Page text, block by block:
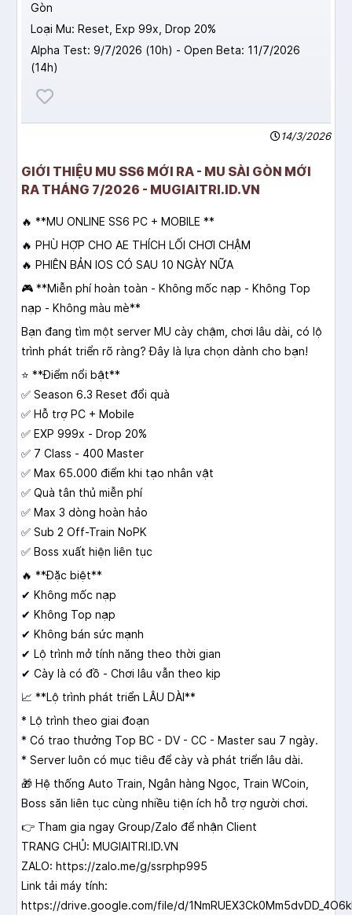
Gòn
Loại Mu: Reset, Exp 99x, Drop 20%
Alpha Test: 9/7/2026 (10h) - Open Beta: 11/7/2026
(14h)
14/3/2026
GIỚI THIỆU MU SS6 MỚI RA - MU SÀI GÒN MỚI
RA THÁNG 7/2026 - MUGIAITRI.ID.VN
🔥 **MU ONLINE SS6 PC + MOBILE **
🔥 PHÙ HỢP CHO AE THÍCH LỐI CHƠI CHẬM
🔥 PHIÊN BẢN IOS CÓ SAU 10 NGÀY NỮA
🎮 **Miễn phí hoàn toàn - Không mốc nạp - Không Top
nạp - Không màu mè**
Bạn đang tìm một server MU cày chậm, chơi lâu dài, có lộ
trình phát triển rõ ràng? Đây là lựa chọn dành cho bạn!
⭐ **Điểm nổi bật**
✅ Season 6.3 Reset đổi quà
✅ Hỗ trợ PC + Mobile
✅ EXP 999x - Drop 20%
✅ 7 Class - 400 Master
✅ Max 65.000 điểm khi tạo nhân vật
✅ Quà tân thủ miễn phí
✅ Max 3 dòng hoàn hảo
✅ Sub 2 Off-Train NoPK
✅ Boss xuất hiện liên tục
🔥 **Đặc biệt**
✔ Không mốc nạp
✔ Không Top nạp
✔ Không bán sức mạnh
✔ Lộ trình mở tính năng theo thời gian
✔ Cày là có đồ - Chơi lâu vẫn theo kịp
📈 **Lộ trình phát triển LÂU DÀI**
* Lộ trình theo giai đoạn
* Có trao thưởng Top BC - DV - CC - Master sau 7 ngày.
* Server luôn có mục tiêu để cày và phát triển lâu dài.
🎁 Hệ thống Auto Train, Ngân hàng Ngọc, Train WCoin,
Boss săn liên tục cùng nhiều tiện ích hỗ trợ người chơi.
👉 Tham gia ngay Group/Zalo để nhận Client
TRANG CHỦ: MUGIAITRI.ID.VN
ZALO: https://zalo.me/g/ssrphp995
Link tải máy tính:
https://drive.google.com/file/d/